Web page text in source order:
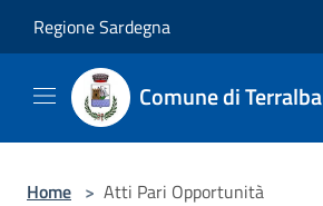
Regione Sardegna
Comune di Terralba
Home > Atti Pari Opportunità